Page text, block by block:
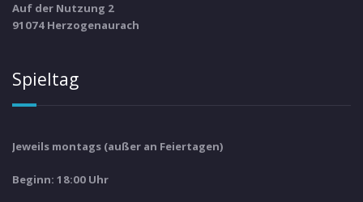
Auf der Nutzung 2
91074 Herzogenaurach
Spieltag
Jeweils montags (außer an Feiertagen)
Beginn: 18:00 Uhr